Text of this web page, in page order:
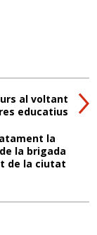
al voltant
educatius
la
la brigada
de la ciutat